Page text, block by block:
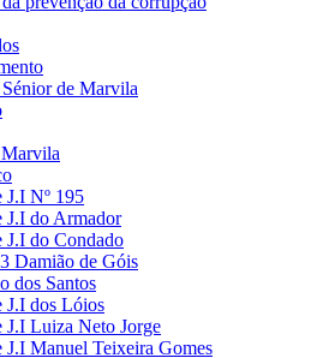
de Marvila
J.I Nº 195
J.I do Armador
J.I do Condado
Damião de Góis
dos Santos
J.I dos Lóios
J.I Luiza Neto Jorge
J.I Manuel Teixeira Gomes